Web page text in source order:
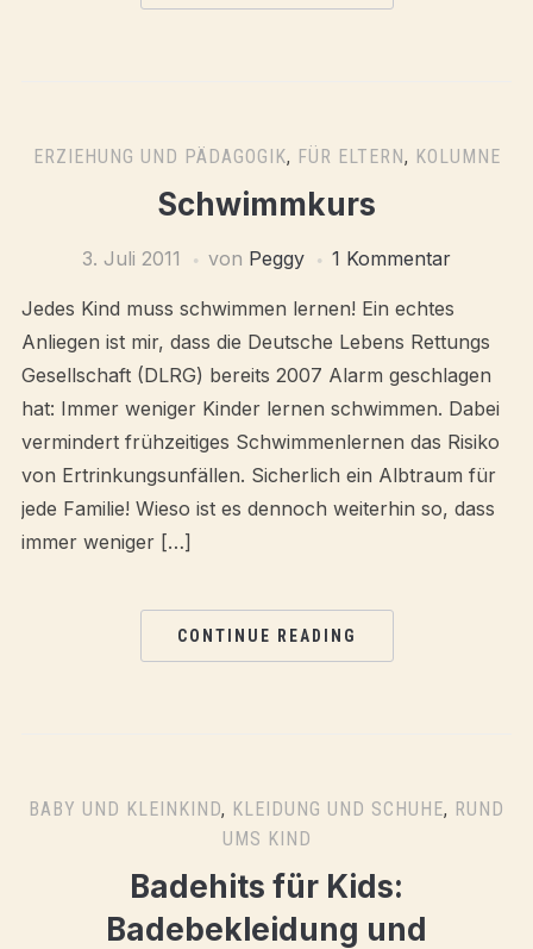
ERZIEHUNG UND PÄDAGOGIK, FÜR ELTERN, KOLUMNE
Schwimmkurs
3. Juli 2011 von Peggy 1 Kommentar
Jedes Kind muss schwimmen lernen! Ein echtes
Anliegen ist mir, dass die Deutsche Lebens Rettungs
Gesellschaft (DLRG) bereits 2007 Alarm geschlagen
hat: Immer weniger Kinder lernen schwimmen. Dabei
vermindert frühzeitiges Schwimmenlernen das Risiko
von Ertrinkungsunfällen. Sicherlich ein Albtraum für
jede Familie! Wieso ist es dennoch weiterhin so, dass
immer weniger […]
CONTINUE READING
BABY UND KLEINKIND, KLEIDUNG UND SCHUHE, RUND
UMS KIND
Badehits für Kids:
Badebekleidung und